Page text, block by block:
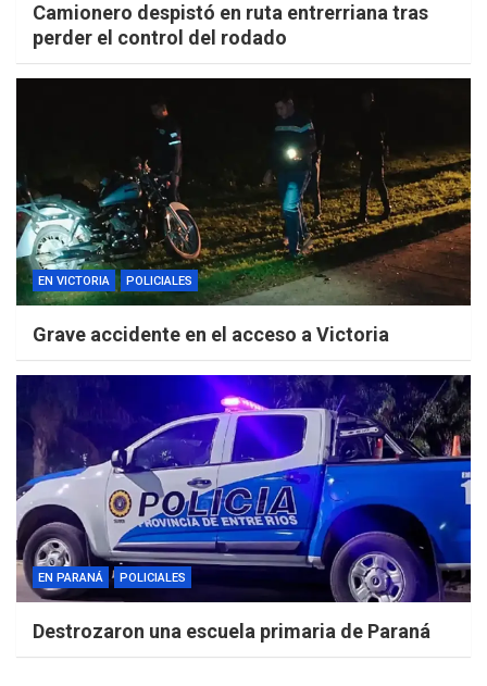
Camionero despistó en ruta entrerriana tras
perder el control del rodado
EN VICTORIA POLICIALES
Grave accidente en el acceso a Victoria
EN PARANÁ POLICIALES
Destrozaron una escuela primaria de Paraná